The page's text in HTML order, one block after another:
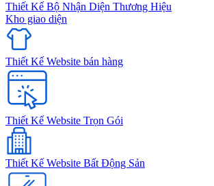
Thiết Kế Bộ Nhận Diện Thương Hiệu
Kho giao diện
Thiết Kế Website bán hàng
Thiết Kế Website Trọn Gói
Thiết Kế Website Bất Động Sản